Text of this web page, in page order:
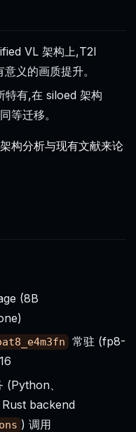
VL 架构上,T2I
义的画质提升。
特有,在 siloed 架构
等迁移。
构分析与现有文献来论
(8B
常驻 (fp8-
(Python、
backend
) 调用